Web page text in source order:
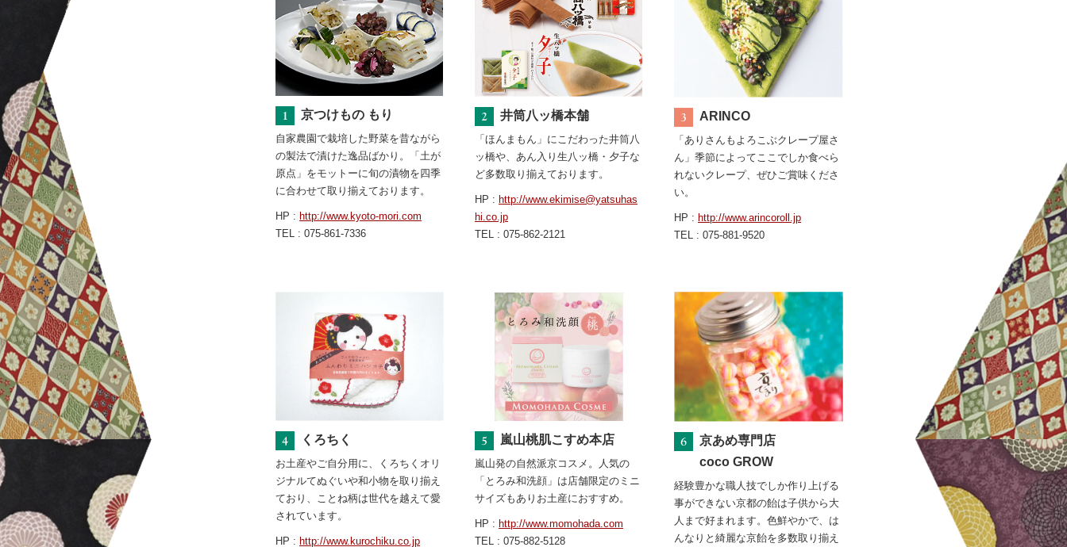
京つけもの もり
自家農園で栽培した野菜を昔ながら
の製法で漬けた逸品ばかり。「土が
原点」をモットーに旬の漬物を四季
に合わせて取り揃えております。
HP : http://www.kyoto-mori.com
TEL : 075-861-7336
井筒八ッ橋本舗
「ほんまもん」にこだわった井筒八
ッ橋や、あん入り生八ッ橋・夕子な
ど多数取り揃えております。
HP : http://www.ekimise@yatsuhas
hi.co.jp
TEL : 075-862-2121
ARINCO
「ありさんもよろこぶクレープ屋さ
ん」季節によってここでしか食べら
れないクレープ、ぜひご賞味くださ
い。
HP : http://www.arincoroll.jp
TEL : 075-881-9520
くろちく
お土産やご自分用に、くろちくオリ
ジナルてぬぐいや和小物を取り揃え
ており、ことね柄は世代を越えて愛
されています。
HP : http://www.kurochiku.co.jp
嵐山桃肌こすめ本店
嵐山発の自然派京コスメ。人気の
「とろみ和洗顔」は店舗限定のミニ
サイズもありお土産におすすめ。
HP : http://www.momohada.com
TEL : 075-882-5128
京あめ専門店
coco GROW
経験豊かな職人技でしか作り上げる
事ができない京都の飴は子供から大
人まで好まれます。色鮮やかで、は
んなりと綺麗な京飴を多数取り揃え